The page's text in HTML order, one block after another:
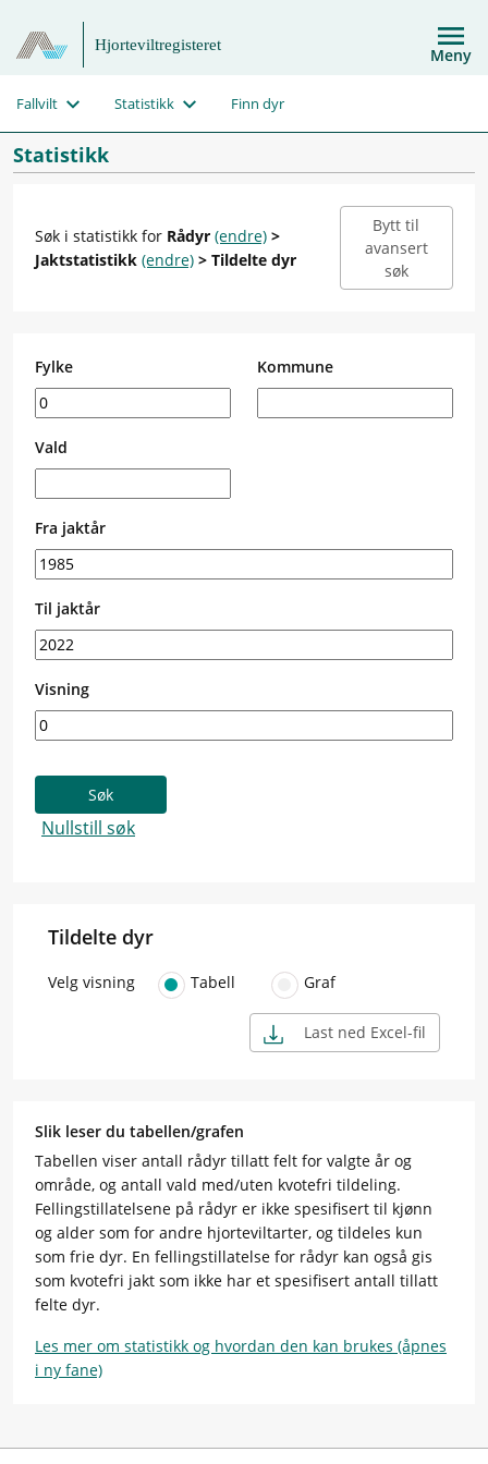
Hjorteviltregisteret Meny
Fallvilt Statistikk Finn dyr
Statistikk
Søk i statistikk for Rådyr (endre) >
Jaktstatistikk (endre) > Tildelte dyr
Bytt til
avansert
søk
Fylke Kommune
Vald
Fra jaktår
Til jaktår
Visning
Tildelte dyr
Velg visning Tabell Graf
Last ned Excel-fil
Slik leser du tabellen/grafen
Tabellen viser antall rådyr tillatt felt for valgte år og
område, og antall vald med/uten kvotefri tildeling.
Fellingstillatelsene på rådyr er ikke spesifisert til kjønn
og alder som for andre hjorteviltarter, og tildeles kun
som frie dyr. En fellingstillatelse for rådyr kan også gis
som kvotefri jakt som ikke har et spesifisert antall tillatt
felte dyr.
Les mer om statistikk og hvordan den kan brukes (åpnes
i ny fane)